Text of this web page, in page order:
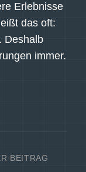
Erlebnisse
das oft:
Deshalb
immer.
BEITRAG